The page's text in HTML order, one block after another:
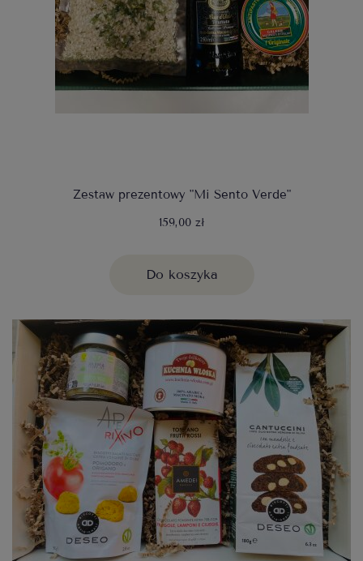
Zestaw prezentowy "Mi Sento Verde"
159,00 zł
Do koszyka